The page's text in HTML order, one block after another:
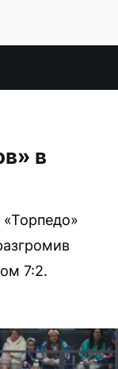
в
7:2.